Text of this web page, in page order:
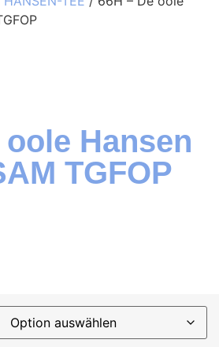
oole Hansen
TGFOP